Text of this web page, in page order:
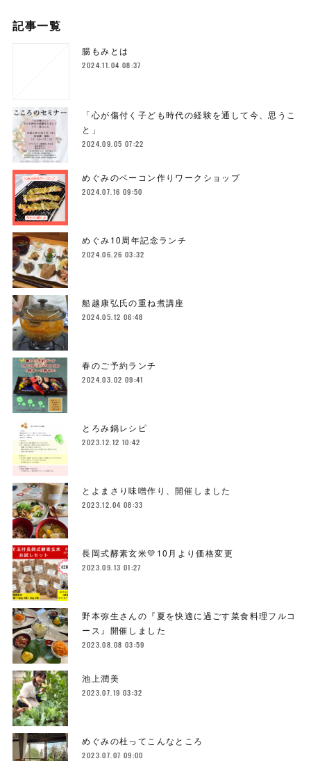
記事一覧
腸もみとは
2024.11.04 08:37
「心が傷付く子ども時代の経験を通して今、思うこ
と」
2024.09.05 07:22
めぐみのベーコン作りワークショップ
2024.07.16 09:50
めぐみ10周年記念ランチ
2024.06.26 03:32
船越康弘氏の重ね煮講座
2024.05.12 06:48
春のご予約ランチ
2024.03.02 09:41
とろみ鍋レシピ
2023.12.12 10:42
とよまさり味噌作り、開催しました
2023.12.04 08:33
長岡式酵素玄米💛10月より価格変更
2023.09.13 01:27
野本弥生さんの『夏を快適に過ごす菜食料理フルコ
ース』開催しました
2023.08.08 03:59
池上潤美
2023.07.19 03:32
めぐみの杜ってこんなところ
2023.07.07 09:00